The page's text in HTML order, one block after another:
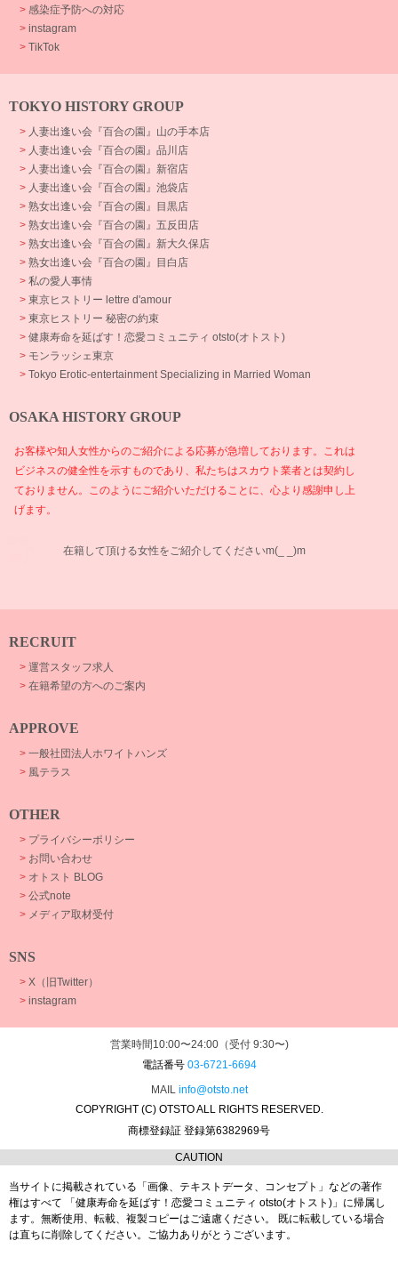
> 感染症予防への対応
> instagram
> TikTok
TOKYO HISTORY GROUP
> 人妻出逢い会『百合の園』山の手本店
> 人妻出逢い会『百合の園』品川店
> 人妻出逢い会『百合の園』新宿店
> 人妻出逢い会『百合の園』池袋店
> 熟女出逢い会『百合の園』目黒店
> 熟女出逢い会『百合の園』五反田店
> 熟女出逢い会『百合の園』新大久保店
> 熟女出逢い会『百合の園』目白店
> 私の愛人事情
> 東京ヒストリー lettre d'amour
> 東京ヒストリー 秘密の約束
> 健康寿命を延ばす！恋愛コミュニティ otsto(オトスト)
> モンラッシェ東京
> Tokyo Erotic-entertainment Specializing in Married Woman
OSAKA HISTORY GROUP
お客様や知人女性からのご紹介による応募が急増しております。これは
ビジネスの健全性を示すものであり、私たちはスカウト業者とは契約し
ておりません。このようにご紹介いただけることに、心より感謝申し上
げます。
在籍して頂ける女性をご紹介してくださいm(_ _)m
RECRUIT
> 運営スタッフ求人
> 在籍希望の方へのご案内
APPROVE
> 一般社団法人ホワイトハンズ
> 風テラス
OTHER
> プライバシーポリシー
> お問い合わせ
> オトスト BLOG
> 公式note
> メディア取材受付
SNS
> X（旧Twitter）
> instagram
営業時間10:00〜24:00（受付 9:30〜)
電話番号 03-6721-6694
MAIL info@otsto.net
COPYRIGHT (C) OTSTO ALL RIGHTS RESERVED.
商標登録証 登録第6382969号
CAUTION
当サイトに掲載されている「画像、テキストデータ、コンセプト」などの著作
権はすべて 「健康寿命を延ばす！恋愛コミュニティ otsto(オトスト)」に帰属し
ます。 無断使用、転載、複製コピーはご遠慮ください。
既に転載している場合
は直ちに削除してください。ご協力ありがとうございます。